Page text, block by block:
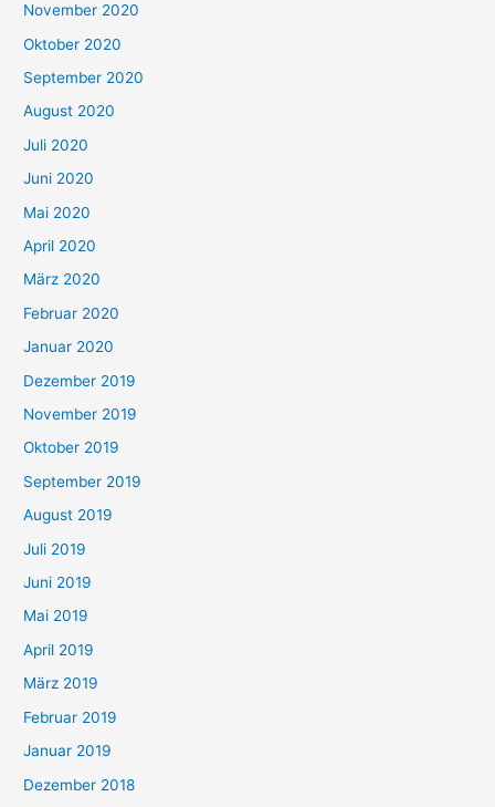
November 2020
Oktober 2020
September 2020
August 2020
Juli 2020
Juni 2020
Mai 2020
April 2020
März 2020
Februar 2020
Januar 2020
Dezember 2019
November 2019
Oktober 2019
September 2019
August 2019
Juli 2019
Juni 2019
Mai 2019
April 2019
März 2019
Februar 2019
Januar 2019
Dezember 2018